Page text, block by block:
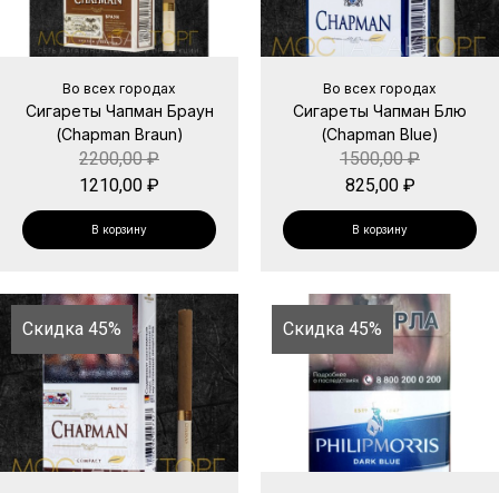
Во всех городах
Сигареты Чапман Браун
(Chapman Braun)
2200,00₽
1210,00 ₽
В корзину
Во всех городах
Сигареты Чапман Блю
(Chapman Blue)
1500,00₽
825,00 ₽
В корзину
Скидка 45% Скидка 45%